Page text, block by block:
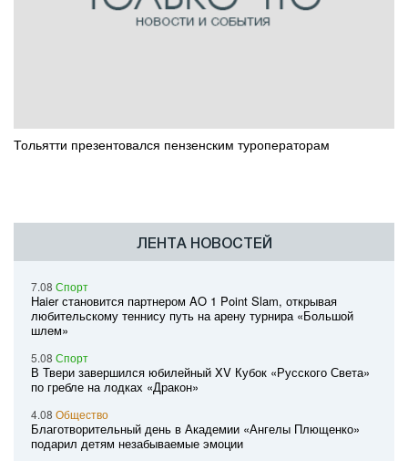
Тольятти презентовался пензенским туроператорам
ЛЕНТА НОВОСТЕЙ
7.08 Спорт
Haier становится партнером AO 1 Point Slam, открывая
любительскому теннису путь на арену турнира «Большой
шлем»
5.08 Спорт
В Твери завершился юбилейный XV Кубок «Русского Света»
по гребле на лодках «Дракон»
4.08 Общество
Благотворительный день в Академии «Ангелы Плющенко»
подарил детям незабываемые эмоции